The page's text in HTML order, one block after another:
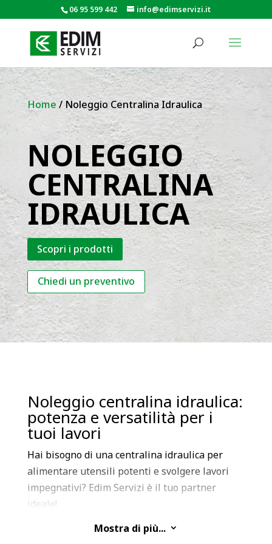
06 95 599 442 info@edimservizi.it
Home/ Noleggio Centralina Idraulica
NOLEGGIO
CENTRALINA
IDRAULICA
Scopri i prodotti
Chiedi un preventivo
Noleggio centralina idraulica:
potenza e versatilità per i
tuoi lavori
Hai bisogno di una centralina idraulica per
alimentare utensili potenti e svolgere lavori
impegnativi? Edim Servizi è il tuo partner
ideale!
Offriamo il noleggio di una vasta gamma di
Mostra di più... 3